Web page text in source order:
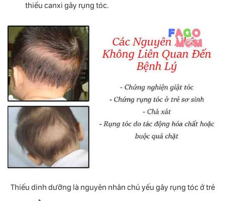
thiếu canxi gây rụng tóc.
Thiếu dinh dưỡng là nguyên nhân chủ yếu gây rụng tóc ở trẻ